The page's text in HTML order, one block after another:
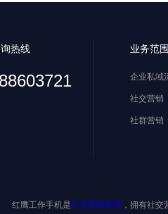
热线 业务范
企业私域
社交营销
社群营销
红鹰工作手机是社交营销系统 ，拥有社